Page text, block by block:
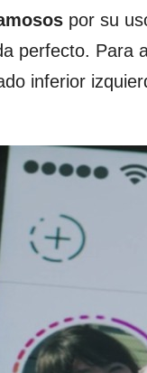
por su
perfecto. Para
inferior